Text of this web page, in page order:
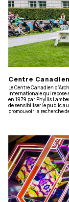
Centre
Le Centre Canadien
internationale qui repose
en 1979 par Phyllis
de sensibiliser le public
promouvoir la recherche